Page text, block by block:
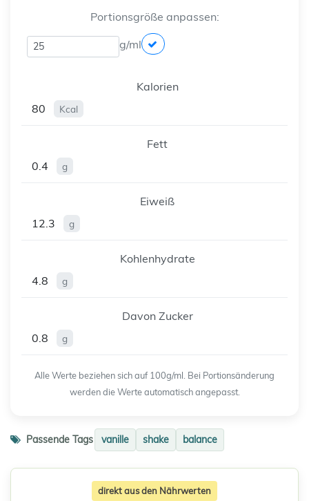
Portionsgröße anpassen:
g/ml
Kalorien
80
Kcal
Fett
0.4
g
Eiweiß
12.3
g
Kohlenhydrate
4.8
g
Davon Zucker
0.8
g
Alle Werte beziehen sich auf 100g/ml. Bei Portionsänderung
werden die Werte automatisch angepasst.
Passende Tags vanille shake balance
direkt aus den Nährwerten